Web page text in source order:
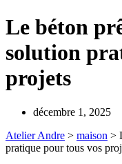
Le béton
solution
projets
décembre 1, 2025
Atelier Andre > maison >
pratique pour tous vos